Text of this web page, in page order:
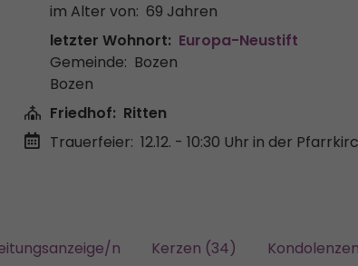
im Alter von: 69 Jahren
letzter Wohnort: Europa-Neustift
Gemeinde: Bozen
Bozen
Friedhof: Ritten
Trauerfeier: 12.12. - 10:30 Uhr in der
n Kerzen (34)